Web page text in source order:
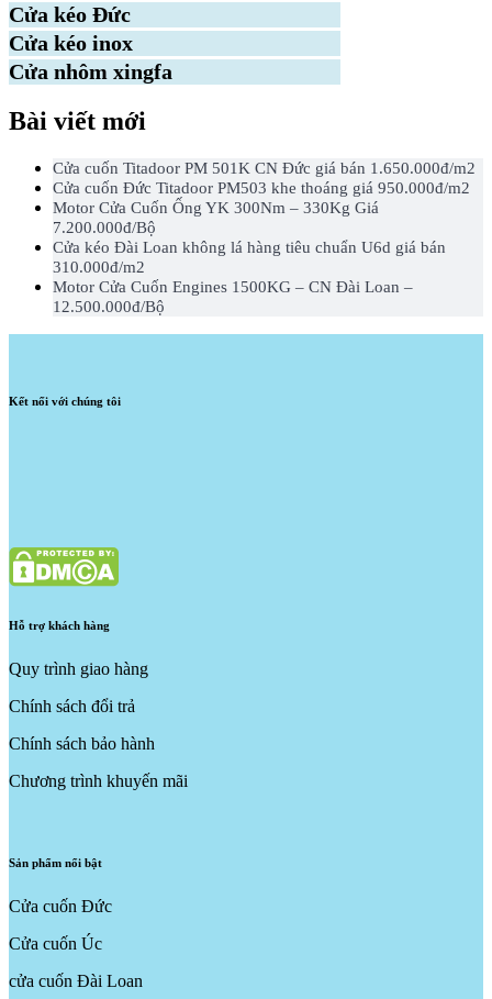
Cửa kéo Đức
Cửa kéo inox
Cửa nhôm xingfa
Bài viết mới
Cửa cuốn Titadoor PM 501K CN Đức giá bán 1.650.000đ/m2
Cửa cuốn Đức Titadoor PM503 khe thoáng giá 950.000đ/m2
Motor Cửa Cuốn Ống YK 300Nm – 330Kg Giá
7.200.000đ/Bộ
Cửa kéo Đài Loan không lá hàng tiêu chuẩn U6d giá bán
310.000đ/m2
Motor Cửa Cuốn Engines 1500KG – CN Đài Loan –
12.500.000đ/Bộ
Kết nối với chúng tôi
Hỗ trợ khách hàng
Quy trình giao hàng
Chính sách đổi trả
Chính sách bảo hành
Chương trình khuyến mãi
Sản phẩm nổi bật
Cửa cuốn Đức
Cửa cuốn Úc
cửa cuốn Đài Loan